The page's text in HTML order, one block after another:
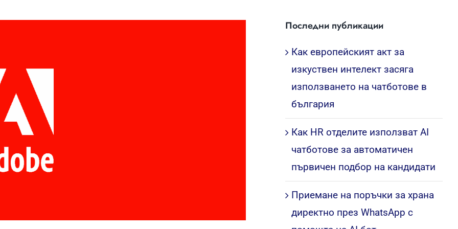
Последни публикации
Как европейският акт за
изкуствен интелект засяга
използването на чатботове в
българия
Как HR отделите използват AI
чатботове за автоматичен
първичен подбор на кандидати
Приемане на поръчки за храна
директно през WhatsApp с